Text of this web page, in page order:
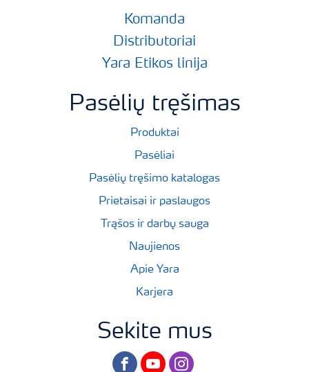
Komanda
Distributoriai
Yara Etikos linija
Pasėlių tręšimas
Produktai
Pasėliai
Pasėlių tręšimo katalogas
Prietaisai ir paslaugos
Trąšos ir darbų sauga
Naujienos
Apie Yara
Karjera
Sekite mus
facebookyoutubeinstagram